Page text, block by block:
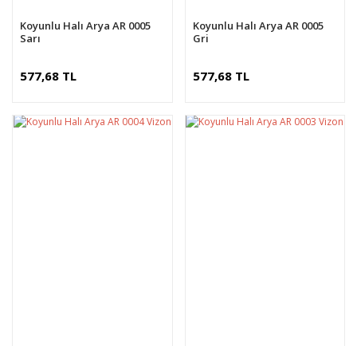
Koyunlu Halı Arya AR 0005
Sarı
577,68 TL
Koyunlu Halı Arya AR 0005
Gri
577,68 TL